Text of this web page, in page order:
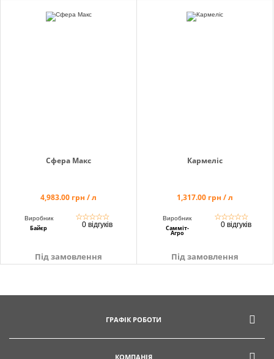
Сфера Макс
4,983.00 грн / л
Виробник
Байєр
☆☆☆☆☆
0 відгуків
Під замовлення
Кармеліс
1,317.00 грн / л
Виробник
Самміт-
Агро
☆☆☆☆☆
0 відгуків
Під замовлення
ГРАФІК РОБОТИ
КОМПАНІЯ